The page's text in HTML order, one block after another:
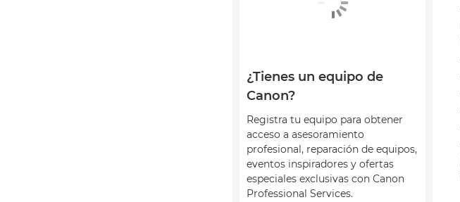
¿Tienes un equipo de
Canon?
Registra tu equipo para obtener
acceso a asesoramiento
profesional, reparación de equipos,
eventos inspiradores y ofertas
especiales exclusivas con Canon
Professional Services.